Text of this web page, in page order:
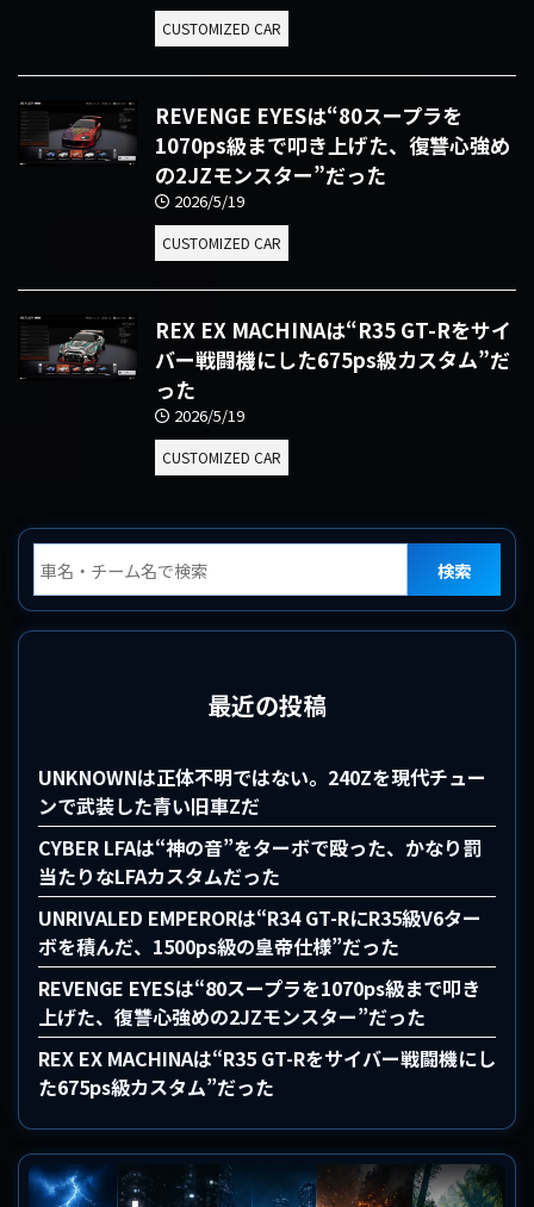
CUSTOMIZED CAR
REVENGE EYESは“80スープラを
1070ps級まで叩き上げた、復讐心強め
の2JZモンスター”だった
2026/5/19
CUSTOMIZED CAR
REX EX MACHINAは“R35 GT-Rをサイ
バー戦闘機にした675ps級カスタム”だ
った
2026/5/19
CUSTOMIZED CAR
検索
最近の投稿
UNKNOWNは正体不明ではない。240Zを現代チュー
ンで武装した青い旧車Zだ
CYBER LFAは“神の音”をターボで殴った、かなり罰
当たりなLFAカスタムだった
UNRIVALED EMPERORは“R34 GT-RにR35級V6ター
ボを積んだ、1500ps級の皇帝仕様”だった
REVENGE EYESは“80スープラを1070ps級まで叩き
上げた、復讐心強めの2JZモンスター”だった
REX EX MACHINAは“R35 GT-Rをサイバー戦闘機にし
た675ps級カスタム”だった